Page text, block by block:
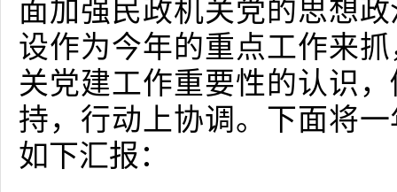
面加强民政机关党的思想
设作为今年的重点工作来
关党建工作重要性的认识
持，行动上协调。下面将
如下汇报：